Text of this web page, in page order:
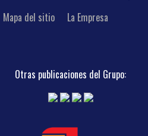
Mapa del sitio La Empresa
Otras publicaciones del Grupo: